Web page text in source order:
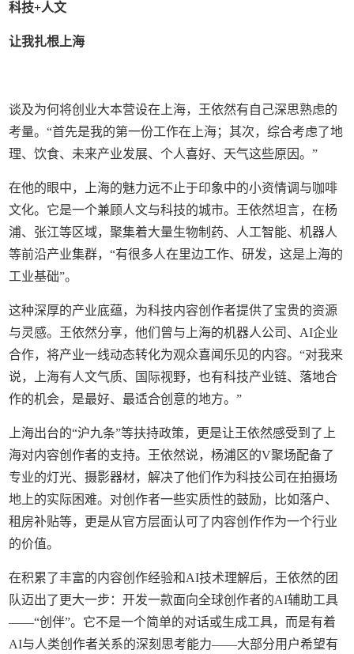
科技+人文
让我扎根上海
谈及为何将创业大本营设在上海，王依然有自己深思熟虑的
考量。“首先是我的第一份工作在上海；其次，综合考虑了地
理、饮食、未来产业发展、个人喜好、天气这些原因。”
在他的眼中，上海的魅力远不止于印象中的小资情调与咖啡
文化。它是一个兼顾人文与科技的城市。王依然坦言，在杨
浦、张江等区域，聚集着大量生物制药、人工智能、机器人
等前沿产业集群，“有很多人在里边工作、研发，这是上海的
工业基础”。
这种深厚的产业底蕴，为科技内容创作者提供了宝贵的资源
与灵感。王依然分享，他们曾与上海的机器人公司、AI企业
合作，将产业一线动态转化为观众喜闻乐见的内容。“对我来
说，上海有人文气质、国际视野，也有科技产业链、落地合
作的机会，是最好、最适合创意的地方。”
上海出台的“沪九条”等扶持政策，更是让王依然感受到了上
海对内容创作者的支持。王依然说，杨浦区的V聚场配备了
专业的灯光、摄影器材，解决了他们作为科技公司在拍摄场
地上的实际困难。对创作者一些实质性的鼓励，比如落户、
租房补贴等，更是从官方层面认可了内容创作作为一个行业
的价值。
在积累了丰富的内容创作经验和AI技术理解后，王依然的团
队迈出了更大一步：开发一款面向全球创作者的AI辅助工具
——“创伴”。它不是一个简单的对话或生成工具，而是有着
AI与人类创作者关系的深刻思考能力——大部分用户希望有